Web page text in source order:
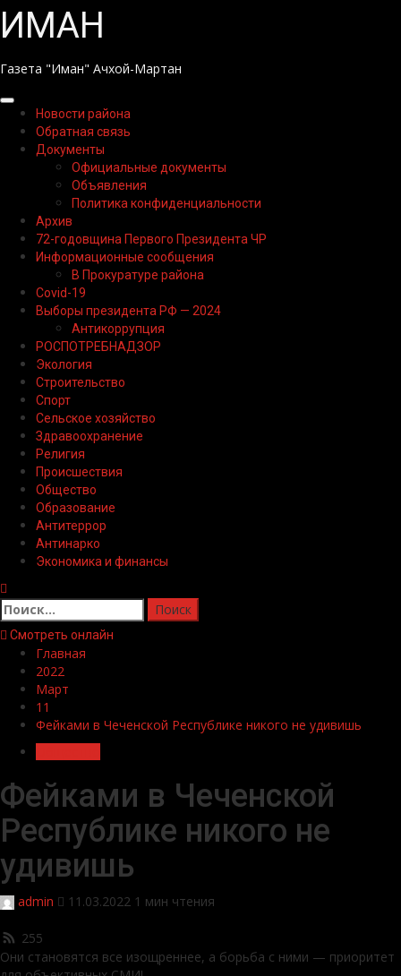
Перейти
содержимому
ИМАН
Газета "Иман" Ачхой-Мартан
Основное
меню
Новости района
Обратная связь
Документы
Официальные документы
Объявления
Политика конфиденциальности
Архив
72-годовщина Первого Президента ЧР
Информационные сообщения
В Прокуратуре района
Covid-19
Выборы президента РФ — 2024
Антикоррупция
РОСПОТРЕБНАДЗОР
Экология
Строительство
Спорт
Сельское хозяйство
Здравоохранение
Религия
Происшествия
Общество
Образование
Антитеррор
Антинарко
Экономика и финансы
Найти:
Смотреть онлайн
Главная
2022
Март
11
Фейками в Чеченской Республике никого не удивишь
Фейками в Чеченской
Республике никого не
удивишь
admin 11.03.2022 1 мин чтения
255
Они становятся все изощреннее, а борьба с ними — приоритет